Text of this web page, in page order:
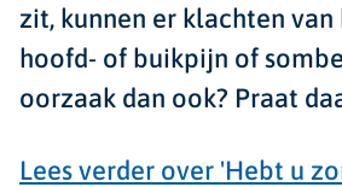
zit, kunnen er klachten
hoofd- of buikpijn of
oorzaak dan ook? Praat
Lees verder over 'Hebt u